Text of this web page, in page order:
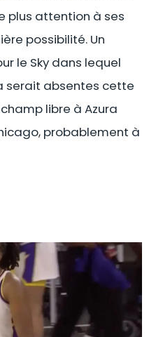
plus attention à ses
possibilité. Un
le Sky dans lequel
serait absentes cette
libre à Azura
probablement à